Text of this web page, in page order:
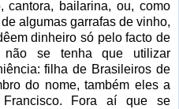
cantora, bailarina, ou, como
algumas garrafas de vinho,
dinheiro só pelo facto de
se tenha que utilizar
filha de Brasileiros de
do nome, também eles a
Fora aí que se